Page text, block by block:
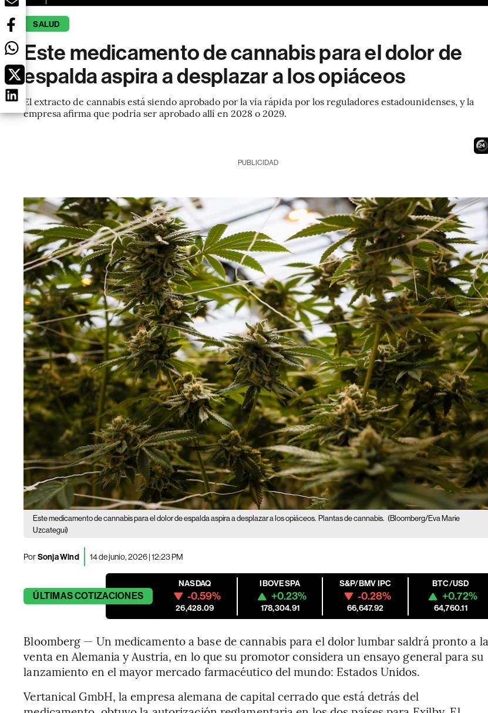
SALUD
Este medicamento de cannabis para el dolor de
espalda aspira a desplazar a los opiáceos
El extracto de cannabis está siendo aprobado por la vía rápida por los reguladores estadounidenses, y la
empresa afirma que podría ser aprobado allí en 2028 o 2029.
23
PUBLICIDAD
Este medicamento de cannabis para el dolor de espalda aspira a desplazar a los opiáceos. Plantas de cannabis. (Bloomberg/Eva Marie
Uzcategui)
PorSonja Wind 14 de junio, 2026 | 12:23 PM
ÚLTIMASCOTIZACIONES
NASDAQ
-0.59%
26,428.09
IBOVESPA
+0.23%
178,304.91
S&P/BMV IPC
-0.28%
66,647.92
BTC/USD
+0.72%
64,760.11
Bloomberg — Un medicamento a base de cannabis para el dolor lumbar saldrá pronto a la
venta en Alemania y Austria, en lo que su promotor considera un ensayo general para su
lanzamiento en el mayor mercado farmacéutico del mundo: Estados Unidos.
Vertanical GmbH, la empresa alemana de capital cerrado que está detrás del